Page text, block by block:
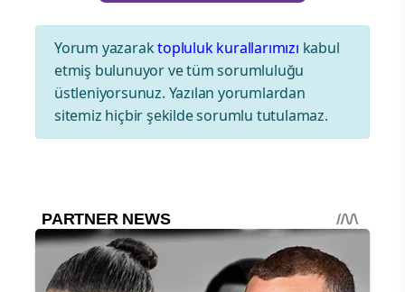
Yorum yazaraktopluluk kurallarımızı kabul
etmiş bulunuyor ve tüm sorumluluğu
üstleniyorsunuz. Yazılan yorumlardan
sitemiz hiçbir şekilde sorumlu tutulamaz.